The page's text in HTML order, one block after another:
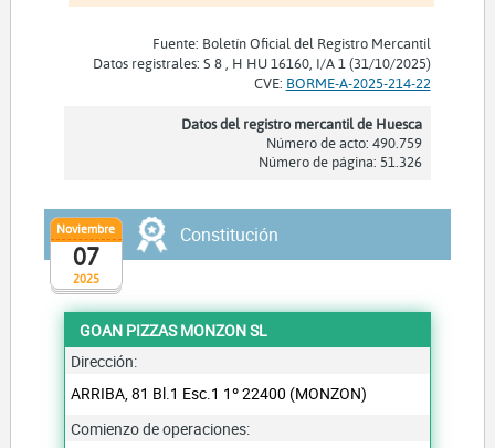
Fuente: Boletín Oficial del Registro Mercantil
Datos registrales: S 8 , H HU 16160, I/A 1 (31/10/2025)
CVE: BORME-A-2025-214-22
Datos del registro mercantil de Huesca
Número de acto: 490.759
Número de página: 51.326
2025
Noviembre
07
Constitución
GOAN PIZZAS MONZON SL
Dirección:
ARRIBA, 81 Bl.1 Esc.1 1º 22400 (MONZON)
Comienzo de operaciones: